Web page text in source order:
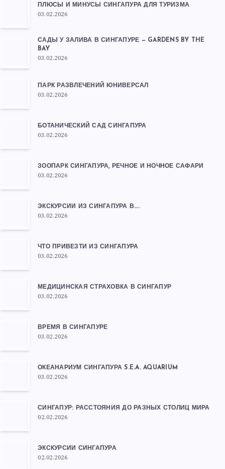
ПЛЮСЫ И МИНУСЫ СИНГАПУРА ДЛЯ ТУРИЗМА
03.02.2026
САДЫ У ЗАЛИВА В СИНГАПУРЕ — GARDENS BY THE
BAY
03.02.2026
ПАРК РАЗВЛЕЧЕНИЙ ЮНИВЕРСАЛ
03.02.2026
БОТАНИЧЕСКИЙ САД СИНГАПУРА
03.02.2026
ЗООПАРК СИНГАПУРА, РЕЧНОЕ И НОЧНОЕ САФАРИ
03.02.2026
ЭКСКУРСИИ ИЗ СИНГАПУРА В….
03.02.2026
ЧТО ПРИВЕЗТИ ИЗ СИНГАПУРА
03.02.2026
МЕДИЦИНСКАЯ СТРАХОВКА В СИНГАПУР
03.02.2026
ВРЕМЯ В СИНГАПУРЕ
03.02.2026
ОКЕАНАРИУМ СИНГАПУРА S.E.A. AQUARIUM
03.02.2026
СИНГАПУР: РАССТОЯНИЯ ДО РАЗНЫХ СТОЛИЦ МИРА
02.02.2026
ЭКСКУРСИИ СИНГАПУРА
02.02.2026